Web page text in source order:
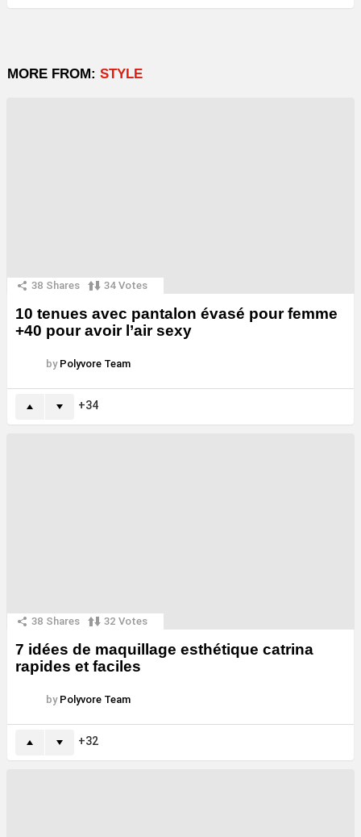
MORE FROM: STYLE
38 Shares 34 Votes
10 tenues avec pantalon évasé pour femme
+40 pour avoir l’air sexy
by Polyvore Team
34
38 Shares 32 Votes
7 idées de maquillage esthétique catrina
rapides et faciles
by Polyvore Team
32